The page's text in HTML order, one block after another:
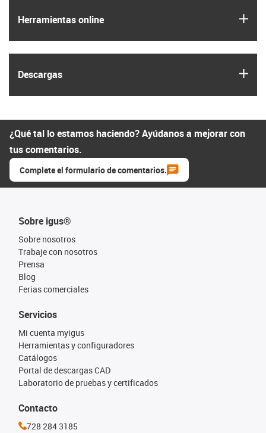
Herramientas online
Descargas
¿Qué tal lo estamos haciendo? Ayúdanos a mejorar con
tus comentarios.
Complete el formulario de comentarios.
Sobre igus®
Sobre nosotros
Trabaje con nosotros
Prensa
Blog
Ferias comerciales
Servicios
Mi cuenta myigus
Herramientas y configuradores
Catálogos
Portal de descargas CAD
Laboratorio de pruebas y certificados
Contacto
728 284 3185